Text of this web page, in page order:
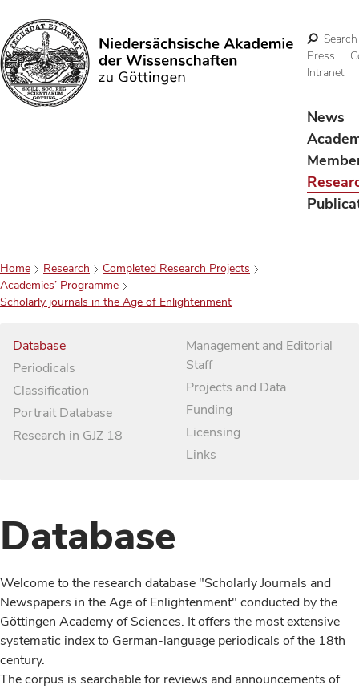
Search
Search
Press
Intranet
News
Home Research
Completed Research Projects
Academies’ Programme
Scholarly journals in the Age of Enlightenment
Database
Periodicals
Classification
Portrait Database
Research in GJZ 18
Management and Editorial
Staff
Projects and Data
Funding
Licensing
Links
Database
Welcome to the research database "Scholarly Journals and
Newspapers in the Age of Enlightenment" conducted by the
Göttingen Academy of Sciences. It offers the most extensive
systematic index to German-language periodicals of the 18th
century.
The corpus is searchable for reviews and announcements of